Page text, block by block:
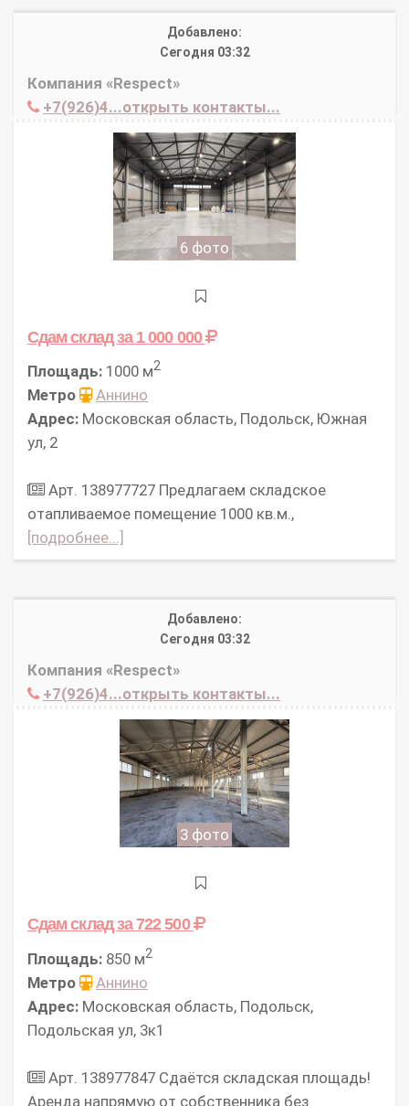
Добавлено:
Сегодня 03:32
Компания «Respect»
+7(926)4...открыть контакты...
6 фото
Сдам складза 1 000 000
Площадь: 1000 м2
Метро
Аннино
Адрес: Московская область, Подольск, Южная
ул, 2
Арт. 138977727 Предлагаем складское
отапливаемое помещение 1000 кв.м.,
[подробнее...]
Добавлено:
Сегодня 03:32
Компания «Respect»
+7(926)4...открыть контакты...
3 фото
Сдам складза 722 500
Площадь: 850 м2
Метро
Аннино
Адрес: Московская область, Подольск,
Подольская ул, 3к1
Арт. 138977847 Сдаётся складская площадь!
Аpeнда нaпpямую oт cобcтвенникa без